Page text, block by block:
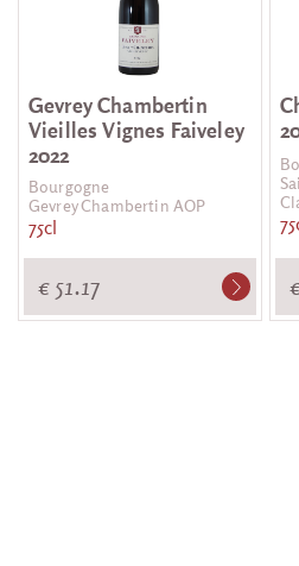
Gevrey Chambertin
Vieilles Vignes Faiveley
2022
Bourgogne
Gevrey Chambertin AOP
75cl
€ 51.17